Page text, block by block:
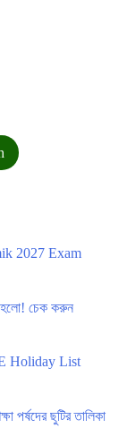
2027 Exam
চেক করুন
Holiday List
ছুটির তালিকা